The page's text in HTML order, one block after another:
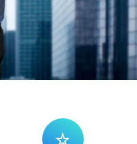
לקוחות – משרד
חדר חדשות
המלצות
צור קשר